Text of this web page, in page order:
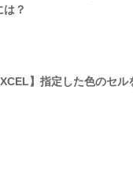
は？
】指定した色のセ